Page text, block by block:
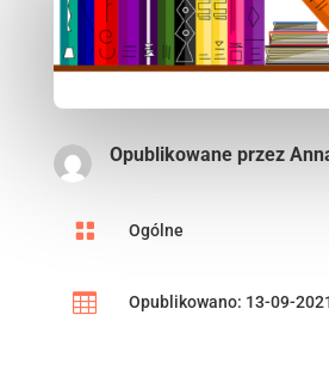
Opublikowane przez
 Ogólne
 Opublikowano: 13-09-